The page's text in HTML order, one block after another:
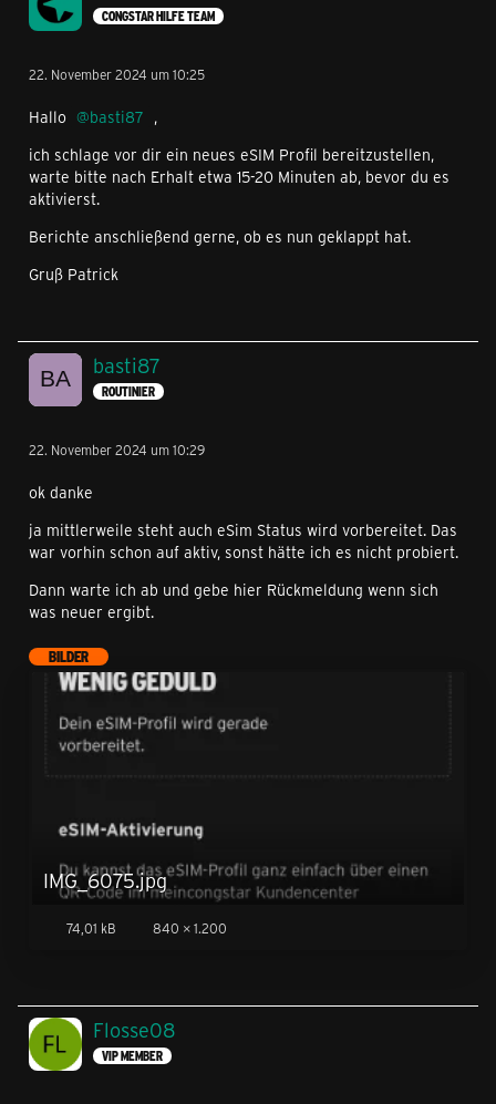
CONGSTAR HILFE TEAM
22. November 2024 um 10:25
Hallo basti87 ,
ich schlage vor dir ein neues eSIM Profil bereitzustellen,
warte bitte nach Erhalt etwa 15-20 Minuten ab, bevor du es
aktivierst.
Berichte anschließend gerne, ob es nun geklappt hat.
Gruß Patrick
basti87
ROUTINIER
22. November 2024 um 10:29
ok danke
ja mittlerweile steht auch eSim Status wird vorbereitet. Das
war vorhin schon auf aktiv, sonst hätte ich es nicht probiert.
Dann warte ich ab und gebe hier Rückmeldung wenn sich
was neuer ergibt.
BILDER
IMG_6075.jpg
74,01 kB 840 × 1.200
Flosse08
VIP MEMBER